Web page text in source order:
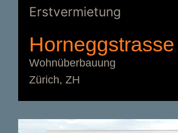
Erstvermietung
Wohnüberbauung
Zürich, ZH